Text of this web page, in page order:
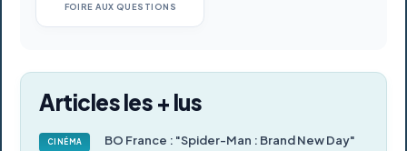
FOIRE AUX QUESTIONS
Articles les + lus
CINÉMA
BO France : "Spider-Man : Brand New Day"